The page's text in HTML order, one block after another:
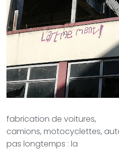
fabrication de voitures,
camions, motocyclettes,
pas longtemps : la